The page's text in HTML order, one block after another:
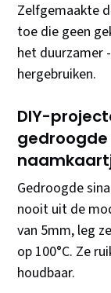
Zelfgemaakte
toe die geen
het duurzamer
hergebruiken.
DIY-
Gedroogde
nooit uit de
van 5mm, leg
op 100°C. Ze
houdbaar.